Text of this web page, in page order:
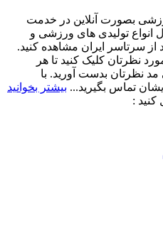
بصورت آنلاین در خدمت
تولیدی های ورزشی و
سرتاسر ایران مشاهده کنید.
نظرتان کلیک کنید تا هر
مد نظرتان بدست آورید. با
تماس بگیرید... بیشتر بخوانید
کنید :